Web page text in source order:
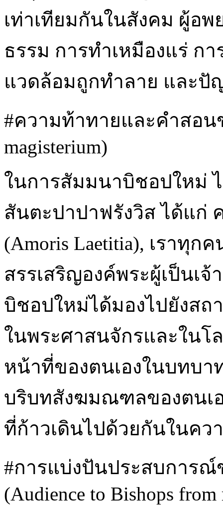
เท่าเทียมกันในสังคม ผู้อ
ธรรม การทำเหมืองแร่ ก
แวดล้อมถูกทำลาย และปั
#ความท้าทายและคำสอน
magisterium)
ในการสัมมนาบิชอปใหม่
สันตะปาปาฟรังวิส ได้แก่
(Amoris Laetitia), เราทุก
สรรเสริญองค์พระผู้เป็นเจ้
บิชอปใหม่ได้มองไปยังส
ในพระศาสนจักรและใน
หน้าที่ของตนเองในบทบา
บริบทสังฆมณฑลของตนเอ
ที่ก้าวเดินไปด้วยกันในคว
#การแบ่งปันประสบการ
(Audience to Bishops from